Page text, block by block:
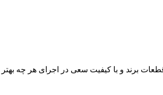
برند و با کیفیت سعی در اجرای هر چه